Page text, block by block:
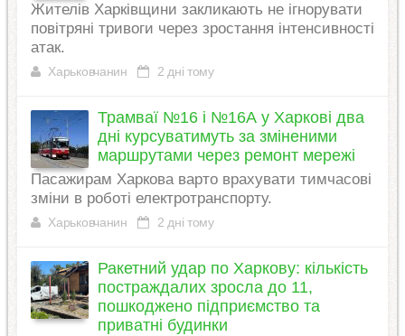
Жителів Харківщини закликають не ігнорувати
повітряні тривоги через зростання інтенсивності
атак.
Харьковчанин 2 дні тому
Трамваї №16 і №16А у Харкові два
дні курсуватимуть за зміненими
маршрутами через ремонт мережі
Пасажирам Харкова варто врахувати тимчасові
зміни в роботі електротранспорту.
Харьковчанин 2 дні тому
Ракетний удар по Харкову: кількість
постраждалих зросла до 11,
пошкоджено підприємство та
приватні будинки